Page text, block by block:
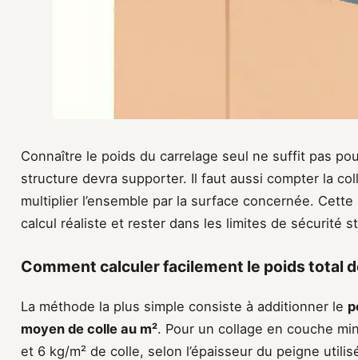
Connaître le poids du carrelage seul ne suffit pas
structure devra supporter. Il faut aussi compter la
multiplier l’ensemble par la surface concernée.
calcul réaliste et rester dans les limites de sécurité
Comment calculer facilement le poids total
La méthode la plus simple consiste à additionner le
moyen de colle au m². Pour un collage en couche
et 6 kg/m² de colle, selon l’épaisseur du peigne